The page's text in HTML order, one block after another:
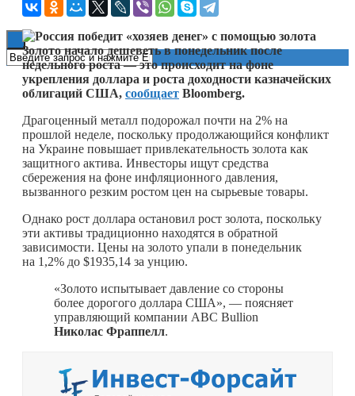
Золото начало дешеветь в понедельник после
недельного роста — это происходит на фоне
укрепления доллара и роста доходности казначейских
облигаций США, сообщает Bloomberg.
Драгоценный металл подорожал почти на 2% на
прошлой неделе, поскольку продолжающийся конфликт
на Украине повышает привлекательность золота как
защитного актива. Инвесторы ищут средства
сбережения на фоне инфляционного давления,
вызванного резким ростом цен на сырьевые товары.
Однако рост доллара остановил рост золота, поскольку
эти активы традиционно находятся в обратной
зависимости. Цены на золото упали в понедельник
на 1,2% до $1935,14 за унцию.
«Золото испытывает давление со стороны
более дорогого доллара США», — поясняет
управляющий компании ABC Bullion
Николас Фраппелл.